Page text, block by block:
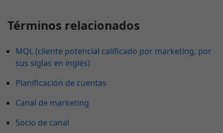
Términos relacionados
MQL (cliente potencial calificado por marketing, por
sus siglas en inglés)
Planificación de cuentas
Canal de marketing
Socio de canal